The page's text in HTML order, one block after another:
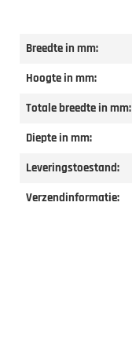
Breedte in mm:
Hoogte in mm:
Totale breedte in mm:
Diepte in mm:
Leveringstoestand:
Verzendinformatie: